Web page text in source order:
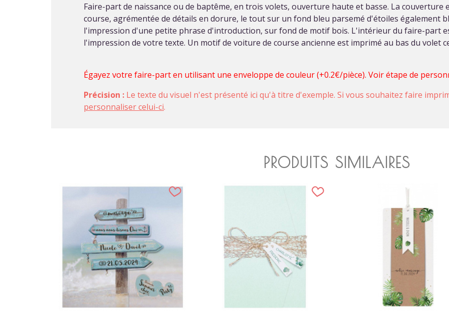
Faire-part de naissance ou de baptême, en trois volets, ouverture haute et basse. La
course, agrémentée de détails en dorure, le tout sur un fond bleu parsemé d'étoiles également
l'impression d'une petite phrase d'introduction, sur fond de motif bois. L'intérieur du faire-part
l'impression de votre texte. Un motif de voiture de course ancienne est imprimé au bas du volet
Égayez votre faire-part en utilisant une enveloppe de couleur (+0.2€/pièce). Voir étape de
Précision : Le texte du visuel n'est présenté ici qu'à titre d'exemple. Si vous souhaitez faire
personnaliser celui-ci.
PRODUITS SIMILAIRES